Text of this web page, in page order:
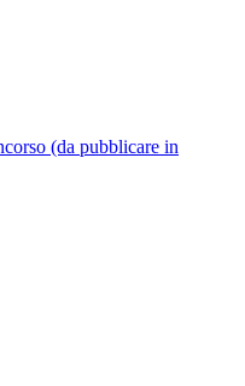
(da pubblicare in